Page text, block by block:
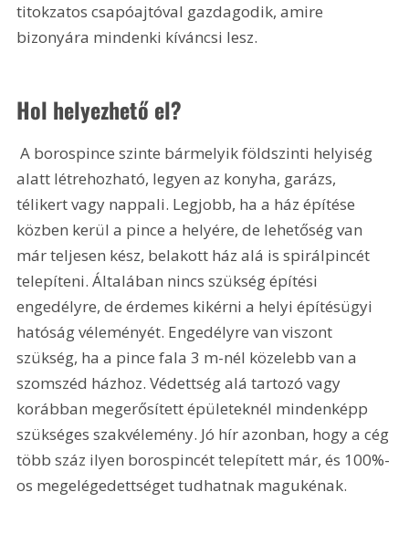
titokzatos csapóajtóval gazdagodik, amire
bizonyára mindenki kíváncsi lesz.
Hol helyezhető el?
A borospince szinte bármelyik földszinti helyiség
alatt létrehozható, legyen az konyha, garázs,
télikert vagy nappali. Legjobb, ha a ház építése
közben kerül a pince a helyére, de lehetőség van
már teljesen kész, belakott ház alá is spirálpincét
telepíteni. Általában nincs szükség építési
engedélyre, de érdemes kikérni a helyi építésügyi
hatóság véleményét. Engedélyre van viszont
szükség, ha a pince fala 3 m-nél közelebb van a
szomszéd házhoz. Védettség alá tartozó vagy
korábban megerősített épületeknél mindenképp
szükséges szakvélemény. Jó hír azonban, hogy a cég
több száz ilyen borospincét telepített már, és 100%-
os megelégedettséget tudhatnak magukénak.